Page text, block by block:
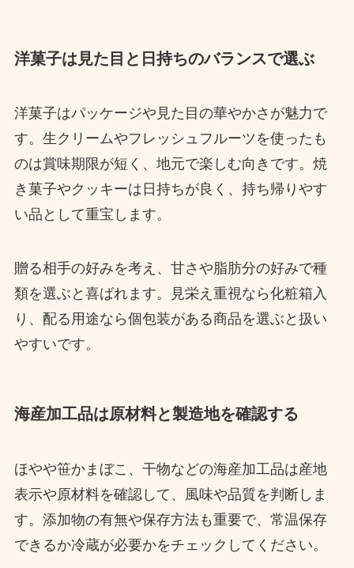
洋菓子は見た目と日持ちのバランスで選ぶ
洋菓子はパッケージや見た目の華やかさが魅力で
す。生クリームやフレッシュフルーツを使ったも
のは賞味期限が短く、地元で楽しむ向きです。焼
き菓子やクッキーは日持ちが良く、持ち帰りやす
い品として重宝します。
贈る相手の好みを考え、甘さや脂肪分の好みで種
類を選ぶと喜ばれます。見栄え重視なら化粧箱入
り、配る用途なら個包装がある商品を選ぶと扱い
やすいです。
海産加工品は原材料と製造地を確認する
ほやや笹かまぼこ、干物などの海産加工品は産地
表示や原材料を確認して、風味や品質を判断しま
す。添加物の有無や保存方法も重要で、常温保存
できるか冷蔵が必要かをチェックしてください。